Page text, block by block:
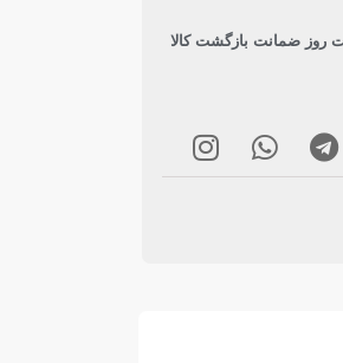
روز ضمانت بازگشت کالا